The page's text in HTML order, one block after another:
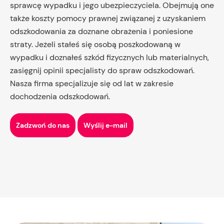
sprawcę wypadku i jego ubezpieczyciela. Obejmują one
także koszty pomocy prawnej związanej z uzyskaniem
odszkodowania za doznane obrażenia i poniesione
straty. Jeżeli stałeś się osobą poszkodowaną w
wypadku i doznałeś szkód fizycznych lub materialnych,
zasięgnij opinii specjalisty do spraw odszkodowań.
Nasza firma specjalizuje się od lat w zakresie
dochodzenia odszkodowań.
Zadzwoń do nas Wyślij e-mail